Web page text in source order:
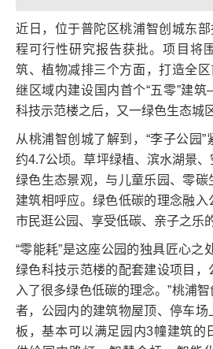
近日，位于普陀区桃浦智创城东部
程可行性研究报告获批。项目将
筑、植物减排三个方面，打造全区
继区域内建设国内首个“五零”建
科技示范楼之后，又一绿色生态城
从桃浦智创城了解到，“李子公园
约4.7公顷。草坪绿植、滨水湖景
绿色生态景观，与儿童乐园、零
建筑相呼应。绿色低碳的理念融
市民逛公园、享受低碳、亲子之乐
“零能耗”是这座公园的独具匠心之
绿色科技示范楼的配套建设项目，
入了很多绿色低碳的理念。”桃浦
者，公园内的建筑物屋顶、停车
板，基本可以满足园内3幢建筑的